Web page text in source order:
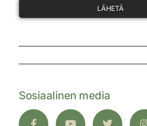
LÄHETÄ
Sosiaalinen media